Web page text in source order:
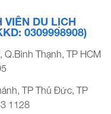
VIÊN DU LỊCH
0309998908)
Thạnh, TP HCM
TP Thủ Đức, TP
1128